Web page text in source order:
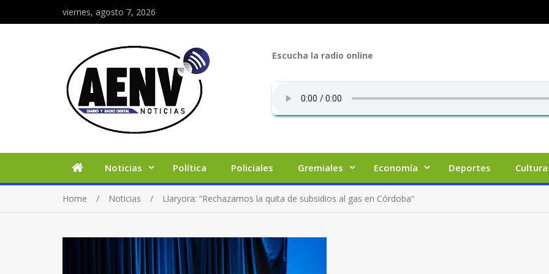
viernes, agosto 7, 2026
Escucha la radio online
Noticias Política Policiales Gremiales Economía Deportes Cultura
Home Noticias Llaryora: “Rechazamos la quita de subsidios al gas en Córdoba“